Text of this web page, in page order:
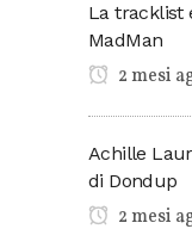
La tracklist
MadMan
2 mesi
Achille
di Dondup
2 mesi